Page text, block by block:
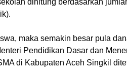
dihitung berdasarkan
maka semakin besar pula
Pendidikan Dasar dan
di Kabupaten Aceh Singkil